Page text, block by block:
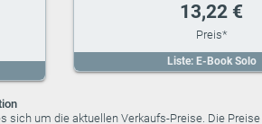
Liste: E-Book Solo
13,22 €
sich um die aktuellen Verkaufs-Preise. Die